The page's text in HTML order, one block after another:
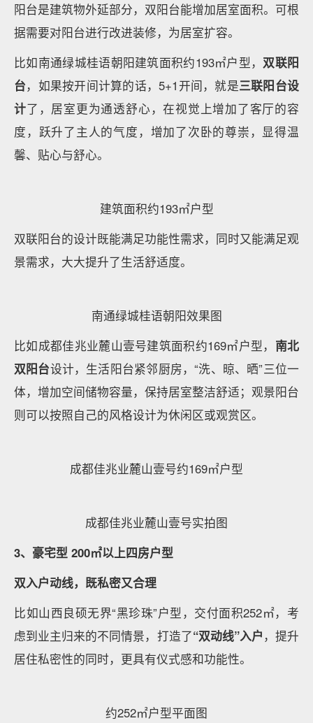
阳台是建筑物外延部分，双阳台能增加居室面积。可根
据需要对阳台进行改进装修，为居室扩容。
比如南通绿城桂语朝阳建筑面积约193㎡户型， 双联阳
台，如果按开间计算的话，5+1开间，就是三联阳台设
计了，居室更为通透舒心，在视觉上增加了客厅的容
度，跃升了主人的气度，增加了次卧的尊崇，显得温
馨、贴心与舒心。
建筑面积约193㎡户型
双联阳台的设计既能满足功能性需求，同时又能满足观
南通绿城桂语朝阳效果图